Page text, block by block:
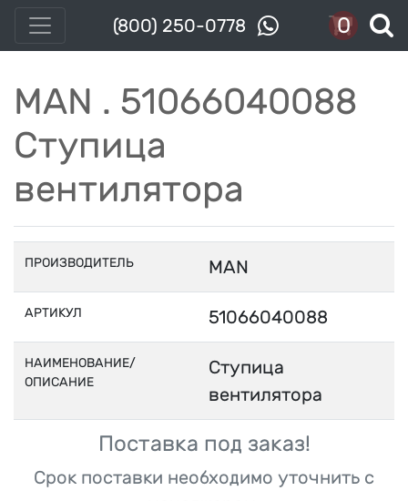
(800) 250-0778 0
MAN . 51066040088
Ступица
вентилятора
ПРОИЗВОДИТЕЛЬ MAN
АРТИКУЛ 51066040088
НАИМЕНОВАНИЕ/
ОПИСАНИЕ
Ступица
вентилятора
Поставка под заказ!
Срок поставки необходимо уточнить с